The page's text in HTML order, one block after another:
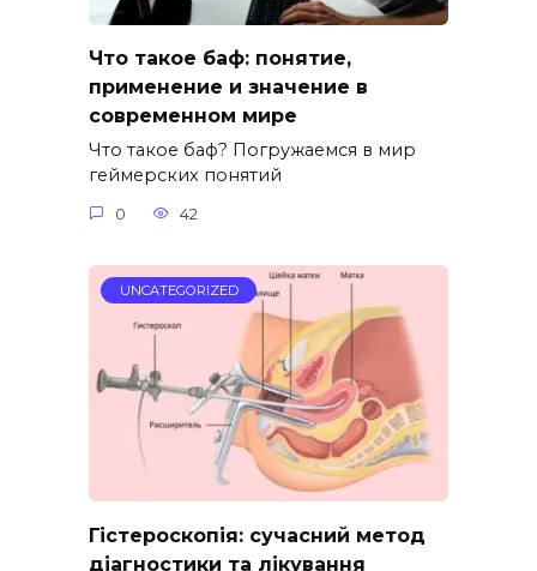
Что такое баф: понятие,
применение и значение в
современном мире
Что такое баф? Погружаемся в мир
геймерских понятий
0 42
UNCATEGORIZED
Гістероскопія: сучасний метод
діагностики та лікування